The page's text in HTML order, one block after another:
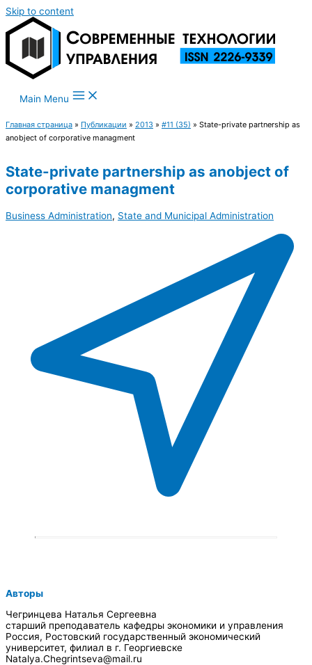
Skip to content
Main Menu
Главная страница » Публикации » 2013 » #11 (35) » State-private partnership as
anobject of corporative managment
State-private partnership as anobject of
corporative managment
Business Administration, State and Municipal Administration
Авторы
Чегринцева Наталья Сергеевна
старший преподаватель кафедры экономики и управления
Россия, Ростовский государственный экономический
университет, филиал в г. Георгиевске
Natalya.Chegrintseva@mail.ru